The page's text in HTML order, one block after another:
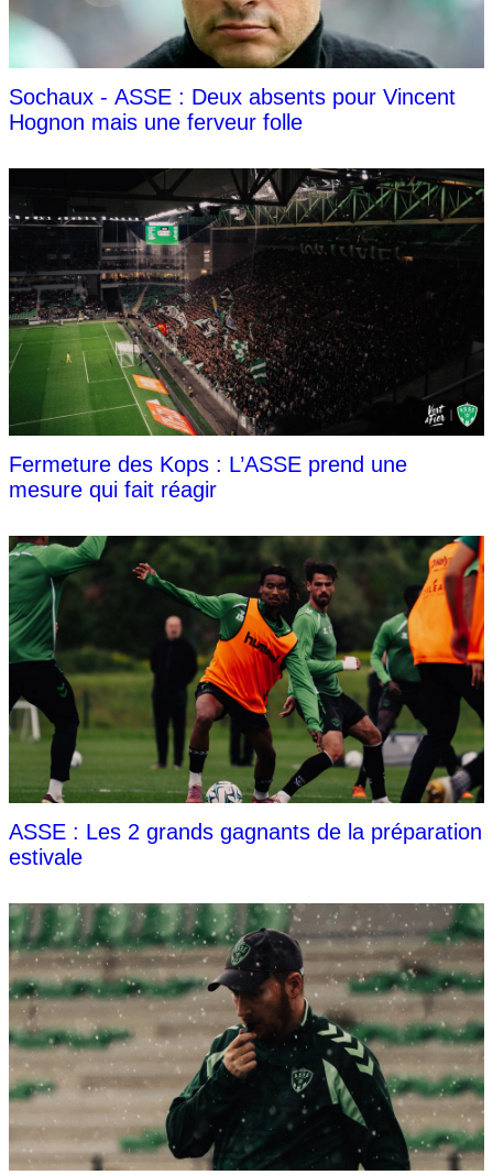
Sochaux - ASSE : Deux absents pour Vincent
Hognon mais une ferveur folle
Fermeture des Kops : L’ASSE prend une
mesure qui fait réagir
ASSE : Les 2 grands gagnants de la préparation
estivale